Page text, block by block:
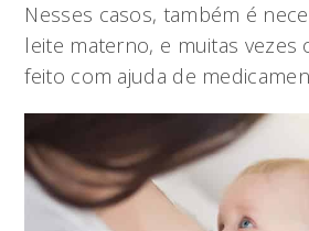
Nesses casos, também é
leite materno, e muitas vezes
feito com ajuda de